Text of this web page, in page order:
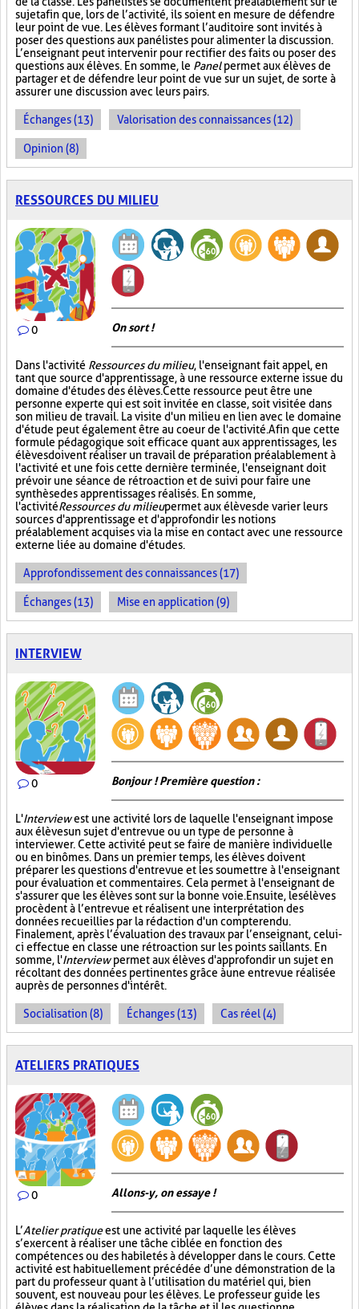
sujet afin que, lors de l’activité, ils soient en mesure de défendre
leur point de vue. Les élèves formant l’auditoire sont invités à
poser des questions aux panélistes pour alimenter la discussion.
L’enseignant peut intervenir pour rectifier des faits ou poser des
questions aux élèves. En somme, le Panelpermet aux élèves de
partager et de défendre leur point de vue sur un sujet, de sorte à
assurer une discussion avec leurs pairs.
Échanges (13) Valorisation des connaissances (12)
Opinion (8)
RESSOURCES DU MILIEU
0 On sort !
Dans l'activité Ressources du milieu, l'enseignant fait appel, en
tant que source d'apprentissage, à une ressource externe issue du
domaine d'études des élèves. Cette ressource peut être une
personne experte qui est soit invitée en classe, soit visitée dans
son milieu de travail. La visite d'un milieu en lien avec le domaine
d'étude peut également être au coeur de l'activité. Afin que cette
formule pédagogique soit efficace quant aux apprentissages, les
élèves doivent réaliser un travail de préparation préalablement à
l'activité et une fois cette dernière terminée, l'enseignant doit
prévoir une séance de rétroaction et de suivi pour faire une
synthèse des apprentissages réalisés. En somme,
l'activitéRessources du milieupermet aux élèves de varier leurs
sources d'apprentissage et d'approfondir les notions
préalablement acquises via la mise en contact avec une ressource
externe liée au domaine d'études.
Approfondissement des connaissances (17)
Échanges (13) Mise en application (9)
INTERVIEW
0 Bonjour ! Première question :
L'Interviewest une activité lors de laquelle l'enseignant impose
aux élèves un sujet d'entrevue ou un type de personne à
interviewer. Cette activité peut se faire de manière individuelle
ou en binômes. Dans un premier temps, les élèves doivent
préparer les questions d'entrevue et les soumettre à l'enseignant
pour évaluation et commentaires. Cela permet à l'enseignant de
s'assurer que les élèves sont sur la bonne voie. Ensuite, les élèves
procèdent à l’entrevue et réalisent une interprétation des
données recueillies par la rédaction d'un compte rendu.
Finalement, après l’évaluation des travaux par l’enseignant, celui-
ci effectue en classe une rétroaction sur les points saillants. En
somme, l'Interviewpermet aux élèves d'approfondir un sujet en
récoltant des données pertinentes grâce à une entrevue réalisée
auprès de personnes d'intérêt.
Socialisation (8) Échanges (13) Cas réel (4)
ATELIERS PRATIQUES
0 Allons-y, on essaye !
L’Atelier pratiqueest une activité par laquelle les élèves
s’exercent à réaliser une tâche ciblée en fonction des
compétences ou des habiletés à développer dans le cours. Cette
activité est habituellement précédée d’une démonstration de la
part du professeur quant à l’utilisation du matériel qui, bien
souvent, est nouveau pour les élèves. Le professeur guide les